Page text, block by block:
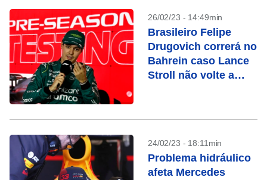
26/02/23 - 14:49min
Brasileiro Felipe
Drugovich correrá no
Bahrein caso Lance
Stroll não volte a
24/02/23 - 18:11min
Problema hidráulico
afeta Mercedes